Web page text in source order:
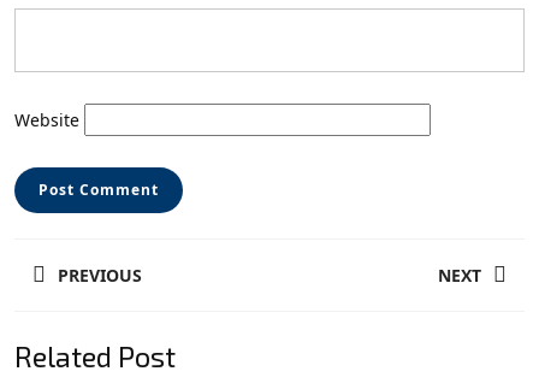
Website
navigation
PREVIOUS
post:
NEXT
Related Post